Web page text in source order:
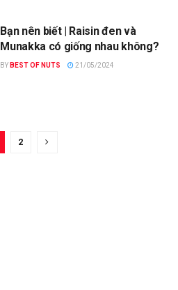
Bạn nên biết | Raisin đen và
Munakka có giống nhau không?
BY BEST OF NUTS 21/05/2024
2